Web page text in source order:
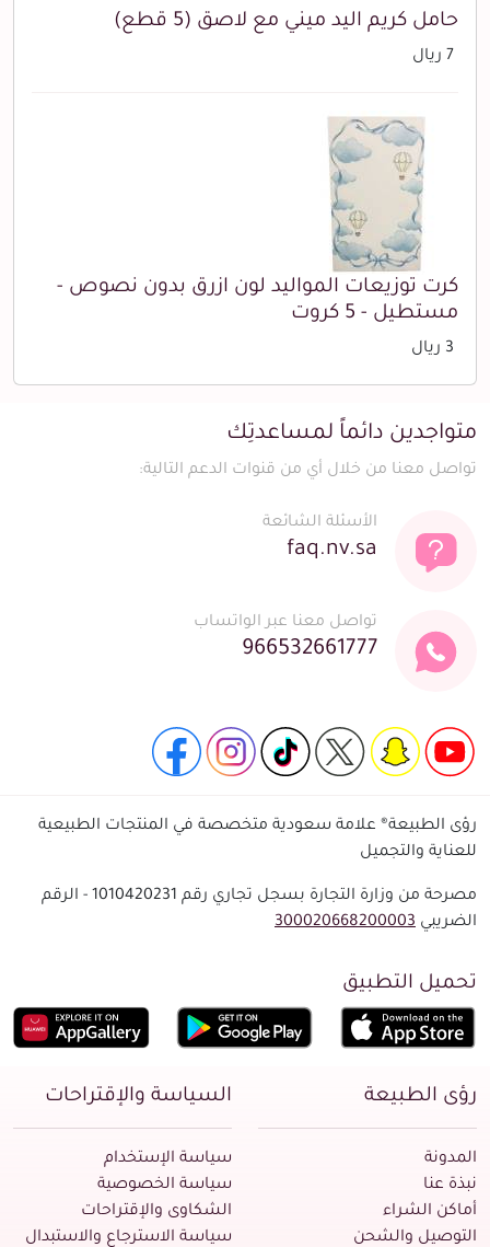
حامل كريم اليد ميني مع لاصق (5 قطع)
7 ريال
كرت توزيعات المواليد لون ازرق بدون نصوص -
مستطيل - 5 كروت
3 ريال
متواجدين دائماً لمساعدتِك
تواصل معنا من خلال أي من قنوات الدعم التالية:
الأسئلة الشائعة
faq.nv.sa
تواصل معنا عبر الواتساب
966532661777
رؤى الطبيعة® علامة سعودية متخصصة في المنتجات الطبيعية
للعناية والتجميل
مصرحة من وزارة التجارة بسجل تجاري رقم 1010420231 - الرقم
الضريبي 300020668200003
تحميل التطبيق
رؤى الطبيعة
المدونة
نبذة عنا
أماكن الشراء
التوصيل والشحن
السياسة والإقتراحات
سياسة الإستخدام
سياسة الخصوصية
الشكاوى والإقتراحات
سياسة الاسترجاع والاستبدال